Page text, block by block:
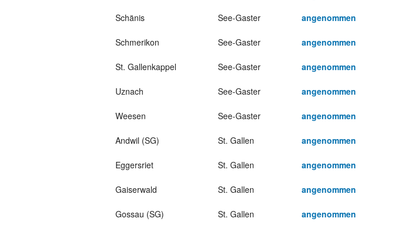
Schänis See-Gaster angenommen
Schmerikon See-Gaster angenommen
St. Gallenkappel See-Gaster angenommen
Uznach See-Gaster angenommen
Weesen See-Gaster angenommen
Andwil (SG) St. Gallen angenommen
Eggersriet St. Gallen angenommen
Gaiserwald St. Gallen angenommen
Gossau (SG) St. Gallen angenommen